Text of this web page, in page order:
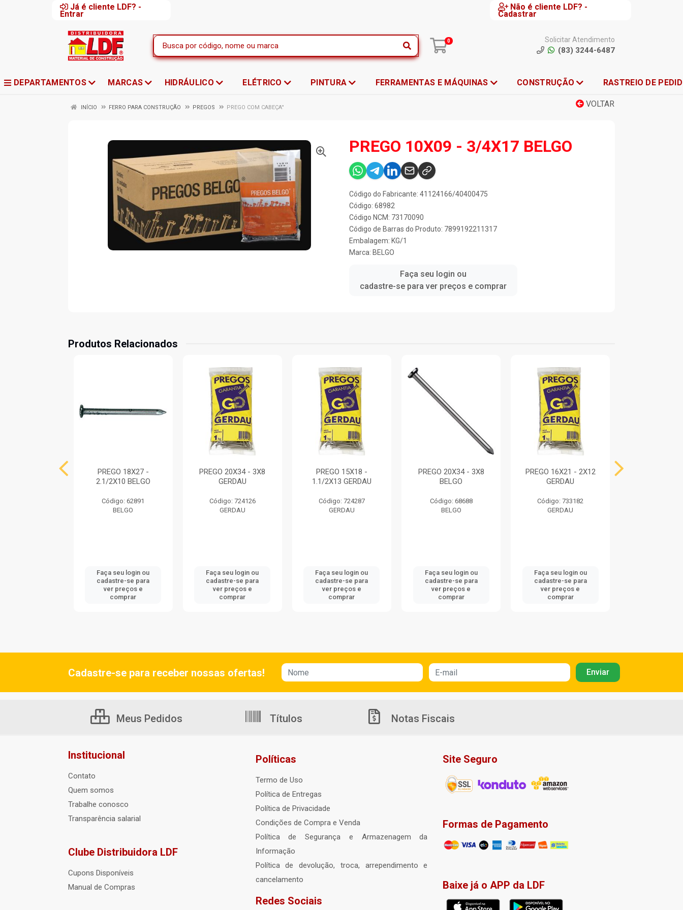
Já é cliente LDF? -
Entrar
Não é cliente LDF? -
Cadastrar
0 Solicitar Atendimento
(83) 3244-6487
DEPARTAMENTOS MARCAS HIDRÁULICO ELÉTRICO PINTURA FERRAMENTAS E MÁQUINAS CONSTRUÇÃO RASTREIO DE
VOLTAR
INÍCIO FERRO PARA CONSTRUÇÃO PREGOS PREGO COM CABEÇA''
PREGO 10X09 - 3/4X17 BELGO
Código do Fabricante: 41124166/40400475
Código: 68982
Código NCM: 73170090
Código de Barras do Produto: 7899192211317
Embalagem: KG/1
Marca: BELGO
Faça seu login ou
cadastre-se para ver preços e comprar
Produtos Relacionados
PREGO 18X27 -
2.1/2X10 BELGO
Código: 62891
BELGO
Faça seu login ou
cadastre-se para
ver preços e
comprar
PREGO 20X34 - 3X8
GERDAU
Código: 724126
GERDAU
Faça seu login ou
cadastre-se para
ver preços e
comprar
PREGO 15X18 -
1.1/2X13 GERDAU
Código: 724287
GERDAU
Faça seu login ou
cadastre-se para
ver preços e
comprar
PREGO 20X34 - 3X8
BELGO
Código: 68688
BELGO
Faça seu login ou
cadastre-se para
ver preços e
comprar
PREGO 16X21 - 2X12
GERDAU
Código: 733182
GERDAU
Faça seu login ou
cadastre-se para
ver preços e
comprar
Cadastre-se para receber nossas ofertas!
Meus Pedidos Títulos Notas Fiscais
Institucional
Contato
Quem somos
Trabalhe conosco
Transparência salarial
Clube Distribuidora LDF
Cupons Disponíveis
Manual de Compras
Políticas
Termo de Uso
Política de Entregas
Política de Privacidade
Condições de Compra e Venda
Política de Segurança e Armazenagem da
Informação
Política de devolução, troca, arrependimento e
cancelamento
Redes Sociais
Site Seguro
Formas de Pagamento
Baixe já o APP da LDF